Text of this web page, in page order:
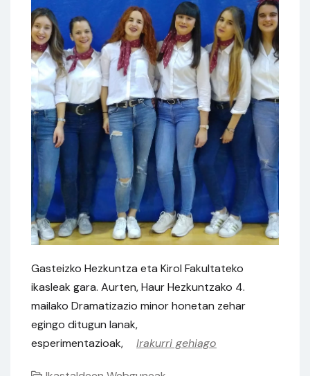
Gasteizko Hezkuntza eta Kirol Fakultateko
ikasleak gara. Aurten, Haur Hezkuntzako 4.
mailako Dramatizazio minor honetan zehar
egingo ditugun lanak,
esperimentazioak,
Irakurri gehiago